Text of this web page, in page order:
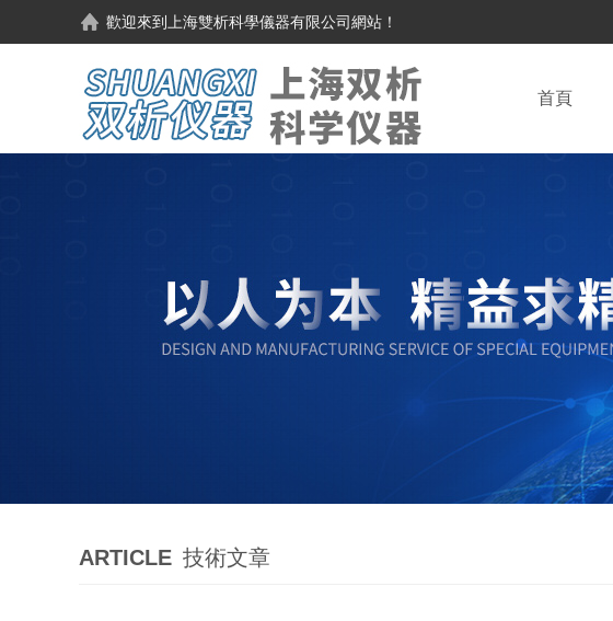
歡迎來到 上海雙析科學儀器有限公司網站！
首頁
ARTICLE 技術文章